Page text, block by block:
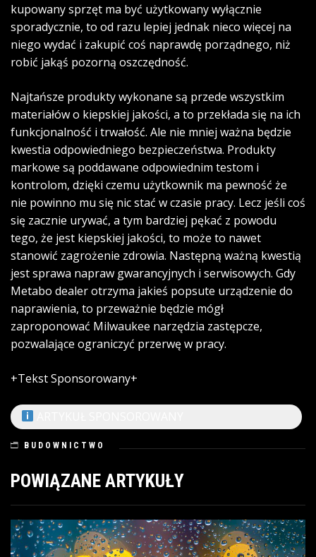
kupowany sprzęt ma być użytkowany wyłącznie
sporadycznie, to od razu lepiej jednak nieco więcej na
niego wydać i zakupić coś naprawdę porządnego, niż
robić jakąś pozorną oszczędność.
Najtańsze produkty wykonane są przede wszystkim
materiałów o kiepskiej jakości, a to przekłada się na ich
funkcjonalność i trwałość. Ale nie mniej ważna będzie
kwestia odpowiedniego bezpieczeństwa. Produkty
markowe są poddawane odpowiednim testom i
kontrolom, dzięki czemu użytkownik ma pewność że
nie powinno mu się nic stać w czasie pracy. Lecz jeśli coś
się zacznie urywać, a tym bardziej pękać z powodu
tego, że jest kiepskiej jakości, to może to nawet
stanowić zagrożenie zdrowia. Następną ważną kwestią
jest sprawa napraw gwarancyjnych i serwisowych. Gdy
Metabo dealerotrzyma jakieś popsute urządzenie do
naprawienia, to przeważnie będzie mógł
zaproponować Milwaukee narzędzia zastępcze,
pozwalające ograniczyć przerwę w pracy.
+Tekst Sponsorowany+
BUDOWNICTWO
POWIĄZANE ARTYKUŁY